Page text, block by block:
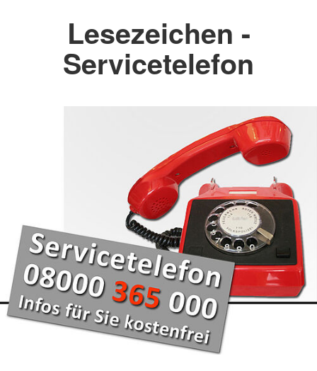
Lesezeichen -
Servicetelefon